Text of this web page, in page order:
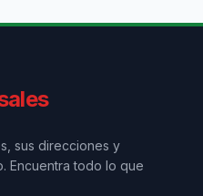
sus direcciones y
Encuentra todo lo que